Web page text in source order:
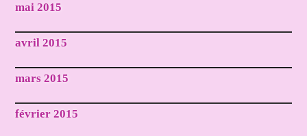
mai 2015
avril 2015
mars 2015
février 2015